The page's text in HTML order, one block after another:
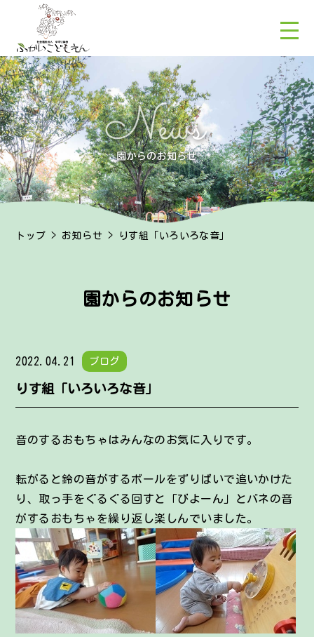
トップ > お知らせ > りす組「いろいろな音」
園からのお知らせ
2022.04.21 ブログ
りす組「いろいろな音」
音のするおもちゃはみんなのお気に入りです。
転がると鈴の音がするボールをずりばいで追いかけた
り、取っ手をぐるぐる回すと「びよーん」とバネの音
がするおもちゃを繰り返し楽しんでいました。